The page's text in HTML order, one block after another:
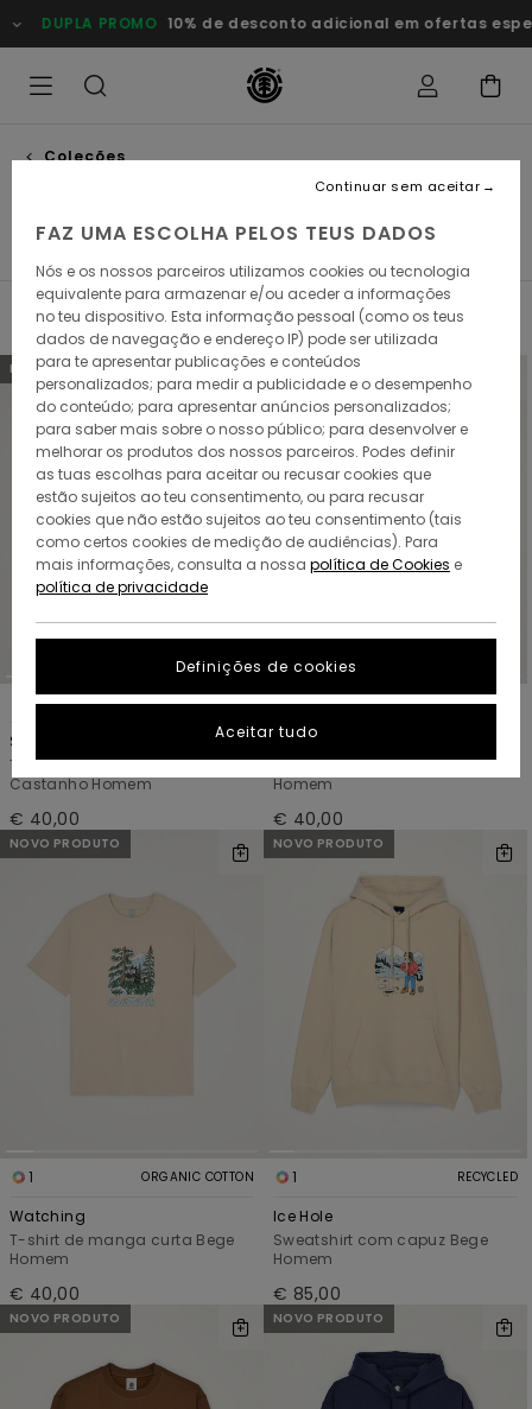
para
a
produtos
DUPLA PROMO 10% de desconto adicional em ofertas
Coleções
Filtrar e Ordenar 9Resultados
Avançar
para
procurar
critérios
filtragem
Avançar
para
ordenar
NOVO PRODUTO
ORGANIC COTTON
Summit
T-shirt de manga curta
Castanho Homem
€ 40,00
NOVO PRODUTO
1 ORGANIC COTTON
Marshmallo
T-shirt de manga curta Azul
Homem
€ 40,00
NOVO PRODUTO
1 ORGANIC COTTON
Watching
T-shirt de manga curta Bege
Homem
€ 40,00
NOVO PRODUTO
1 RECYCLED
Ice Hole
Sweatshirt com capuz Bege
Homem
€ 85,00
NOVO PRODUTO NOVO PRODUTO
FAZ UMA ESCOLHA PELOS TEUS DADOS
Nós e os nossos parceiros utilizamos cookies ou tecnologia
equivalente para armazenar e/ou aceder a informações
no teu dispositivo. Esta informação pessoal (como os teus
dados de navegação e endereço IP) pode ser utilizada
para te apresentar publicações e conteúdos
personalizados; para medir a publicidade e o desempenho
do conteúdo; para apresentar anúncios personalizados;
para saber mais sobre o nosso público; para desenvolver e
melhorar os produtos dos nossos parceiros. Podes definir
as tuas escolhas para aceitar ou recusar cookies que
estão sujeitos ao teu consentimento, ou para recusar
cookies que não estão sujeitos ao teu consentimento (tais
como certos cookies de medição de audiências). Para
mais informações, consulta a nossa política de Cookies e
política de privacidade
Definições de cookies
Continuar sem aceitar
Aceitar tudo